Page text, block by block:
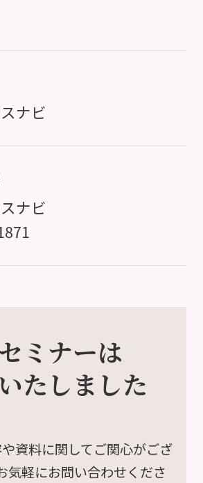
ナビ
ナビ
ミナーは
たしました
資料に関してご関心がござ
気軽にお問い合わせくださ